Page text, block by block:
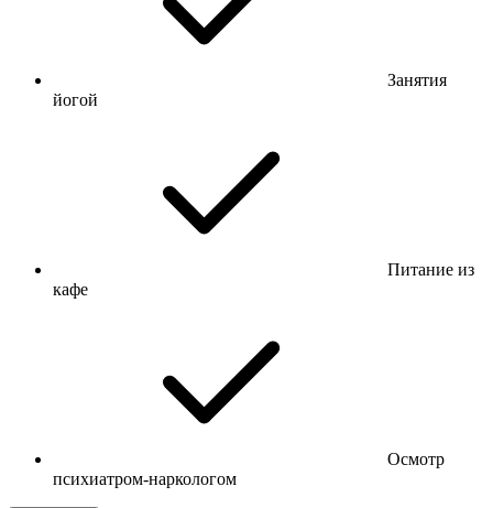
Занятия
йогой
Питание из
кафе
Осмотр
психиатром-наркологом